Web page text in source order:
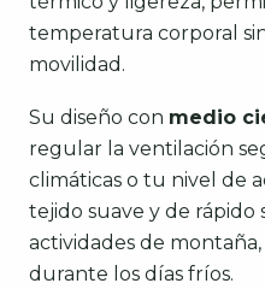
temperatura corporal
movilidad.
Su diseño con medio
regular la ventilación
climáticas o tu nivel de
tejido suave y de rápido
actividades de
durante los días fríos.